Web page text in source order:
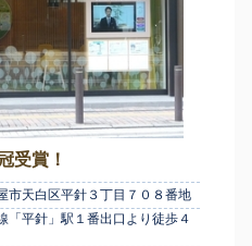
受賞！
市天白区平針３丁目７０８番地
「平針」駅１番出口より徒歩４